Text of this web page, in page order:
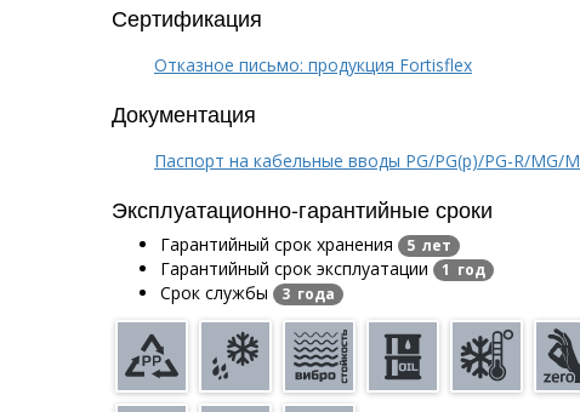
Сертификация
Отказное письмо: продукция Fortisflex
Документация
Паспорт на кабельные вводы PG/PG(p)/PG-R/MG/M
Эксплуатационно-гарантийные сроки
Гарантийный срок хранения 5 лет
Гарантийный срок эксплуатации 1 год
Срок службы 3 года